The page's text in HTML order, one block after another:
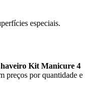
especiais.
Kit Manicure 4
preços por quantidade e